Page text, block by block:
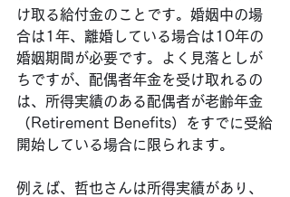
け取る給付金のことです。婚姻中の場
合は1年、離婚している場合は10年の
婚姻期間が必要です。よく見落としが
ちですが、配偶者年金を受け取れるの
は、所得実績のある配偶者が老齢年金
（Retirement Benefits）をすでに受給
開始している場合に限られます。
例えば、哲也さんは所得実績があり、